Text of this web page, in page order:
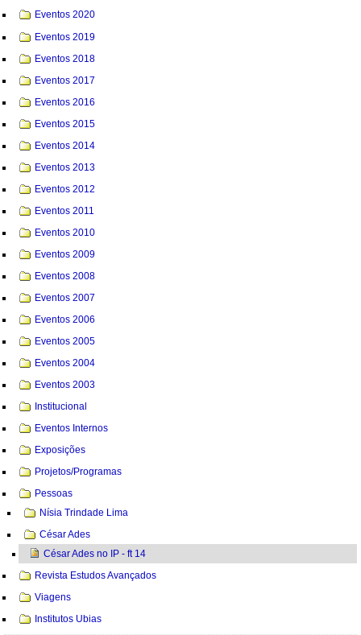
Eventos 2020
Eventos 2019
Eventos 2018
Eventos 2017
Eventos 2016
Eventos 2015
Eventos 2014
Eventos 2013
Eventos 2012
Eventos 2011
Eventos 2010
Eventos 2009
Eventos 2008
Eventos 2007
Eventos 2006
Eventos 2005
Eventos 2004
Eventos 2003
Institucional
Eventos Internos
Exposições
Projetos/Programas
Pessoas
Nísia Trindade Lima
César Ades
César Ades no IP - ft 14
Revista Estudos Avançados
Viagens
Institutos Ubias